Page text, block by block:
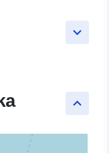
keyboard_arrow_down
keyboard_arrow_up